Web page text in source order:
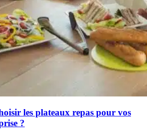
les plateaux repas pour vos
?